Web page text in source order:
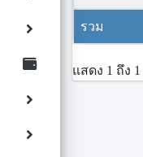
รวม
แสดง 1 ถึง